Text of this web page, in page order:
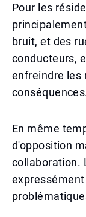
Pour les
bruit, et des
conducteurs,
enfreindre les
En même
d'opposition
collaboration.